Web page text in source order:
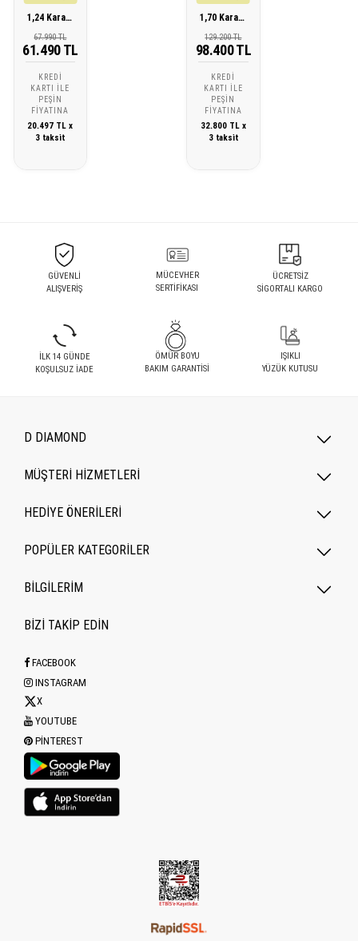
1,24 Karat Pırlanta Safir Kolye
67.990 TL
61.490 TL
KREDI
KARTI ILE
PEŞIN
FIYATINA
20.497 TL x
3 taksit
1,70 Karat Pırlanta Safir Kolye
129.200 TL
98.400 TL
KREDI
KARTI ILE
PEŞIN
FIYATINA
32.800 TL x
3 taksit
GÜVENLİ
ALIŞVERİŞ
MÜCEVHER
SERTİFİKASI
ÜCRETSİZ
SİGORTALI KARGO
İLK 14 GÜNDE
KOŞULSUZ İADE
ÖMÜR BOYU
BAKIM GARANTİSİ
IŞIKLI
YÜZÜK KUTUSU
D DIAMOND
MÜŞTERİ HİZMETLERİ
HEDİYE ÖNERİLERİ
POPÜLER KATEGORILER
BİLGİLERİM
BİZİ TAKİP EDİN
FACEBOOK
INSTAGRAM
X
YOUTUBE
PINTEREST